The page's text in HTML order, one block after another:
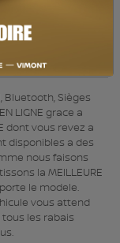
Bluetooth, Sièges
LIGNE grace a
dont vous revez a
disponibles a des
nous faisons
la MEILLEURE
le modele.
vous attend
les rabais